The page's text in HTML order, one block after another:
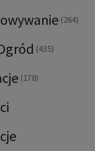
(264)
(435)
(178)